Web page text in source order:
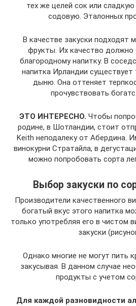
тех же целей сок или
содовую. Эталонных
В качестве закуски подходят
фрукты. Их качество должно
благородному напитку. В
напитка Ирландии существует
дыню. Она оттеняет
прочувствовать
ЭТО ИНТЕРЕСНО. Чтобы
родине, в Шотландии, стоит
Keith неподалеку от Абердина.
винокурни Стратайла, в
можно попробовать сорта
Выбор закуски по
Производители качественного
богатый вкус этого напитка
только употребляя его в чистом
закуски
Однако многие не могут пить
закусывая. В данном случае
продукты с учетом
Для каждой разновидности